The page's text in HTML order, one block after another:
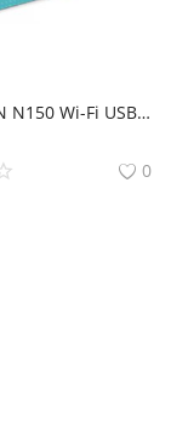
TL-WN727N N150 Wi-Fi USB-адаптер
0